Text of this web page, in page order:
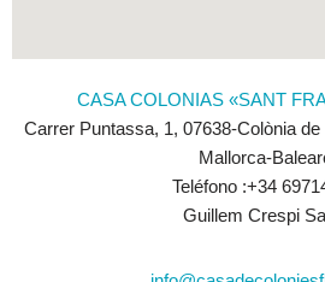
CASA COLONIAS «SANT
Carrer Puntassa, 1, 07638-Colònia
Mallorca-
Teléfono :+34
Guillem Crespi